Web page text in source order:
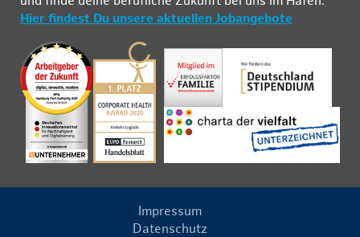
Hier findest Du unsere aktuellen Jobangebote
Impressum
Datenschutz